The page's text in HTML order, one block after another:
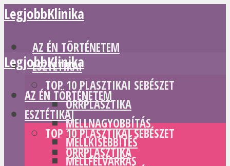
LegjobbKlinika
AZ ÉN TÖRTÉNETEM
ESZTÉTIKAI
TOP 10 PLASZTIKAI SEBÉSZET
ORRPLASZTIKA
MELLNAGYOBBÍTÁS
MELLKISEBBÍTÉS
MELLFELVARRÁS
LegjobbKlinika
AZ ÉN TÖRTÉNETEM
ESZTÉTIKAI
TOP 10 PLASZTIKAI SEBÉSZET
ORRPLASZTIKA